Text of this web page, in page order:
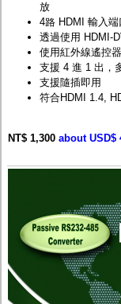
放
4路 HDMI 輸入
透過使用 HDMI-
使用紅外線遙控
支援 4 進 1 出，
支援隨插即用
符合HDMI 1.4,
NT$ 1,300 about USD$